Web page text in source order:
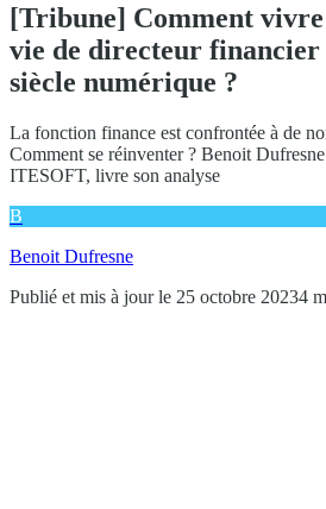
[Tribune] Comment vivre
vie de directeur financier
siècle numérique ?
La fonction finance est confrontée à de
Comment se réinventer ? Benoit
ITESOFT, livre son analyse
B
Benoit Dufresne
Publié et mis à jour le 25 octobre 20234